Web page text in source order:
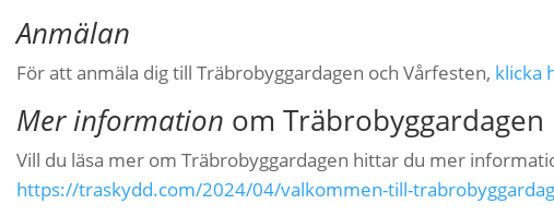
Anmälan
För att anmäla dig till Träbrobyggardagen och Vårfesten, klicka
Mer information om Träbrobyggardagen
Vill du läsa mer om Träbrobyggardagen hittar du mer
https://traskydd.com/2024/04/valkommen-till-